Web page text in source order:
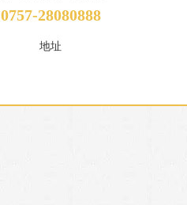
0757-28080888
地址